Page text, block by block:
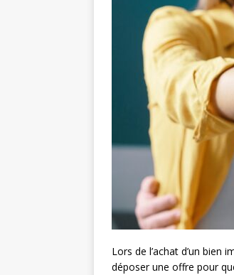
Lors de l’achat d’un
déposer une offre pour